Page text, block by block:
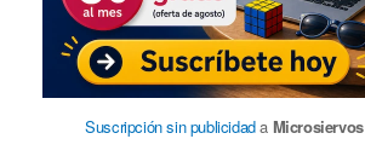
Suscripción sin publicidada Microsiervos